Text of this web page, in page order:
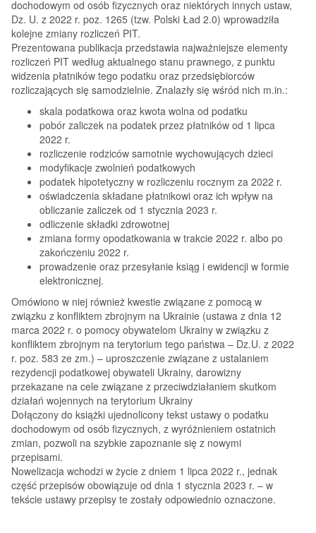
dochodowym od osób fizycznych oraz niektórych innych ustaw,
Dz. U. z 2022 r. poz. 1265 (tzw. Polski Ład 2.0) wprowadziła
kolejne zmiany rozliczeń PIT.
Prezentowana publikacja przedstawia najważniejsze elementy
rozliczeń PIT według aktualnego stanu prawnego, z punktu
widzenia płatników tego podatku oraz przedsiębiorców
rozliczających się samodzielnie. Znalazły się wśród nich m.in.:
skala podatkowa oraz kwota wolna od podatku
pobór zaliczek na podatek przez płatników od 1 lipca
2022 r.
rozliczenie rodziców samotnie wychowujących dzieci
modyfikacje zwolnień podatkowych
podatek hipotetyczny w rozliczeniu rocznym za 2022 r.
oświadczenia składane płatnikowi oraz ich wpływ na
obliczanie zaliczek od 1 stycznia 2023 r.
odliczenie składki zdrowotnej
zmiana formy opodatkowania w trakcie 2022 r. albo po
zakończeniu 2022 r.
prowadzenie oraz przesyłanie ksiąg i ewidencji w formie
elektronicznej.
Omówiono w niej również kwestie związane z pomocą w
związku z konfliktem zbrojnym na Ukrainie (ustawa z dnia 12
marca 2022 r. o pomocy obywatelom Ukrainy w związku z
konfliktem zbrojnym na terytorium tego państwa – Dz.U. z 2022
r. poz. 583 ze zm.) – uproszczenie związane z ustalaniem
rezydencji podatkowej obywateli Ukrainy, darowizny
przekazane na cele związane z przeciwdziałaniem skutkom
działań wojennych na terytorium Ukrainy
Dołączony do książki ujednolicony tekst ustawy o podatku
dochodowym od osób fizycznych, z wyróżnieniem ostatnich
zmian, pozwoli na szybkie zapoznanie się z nowymi
przepisami.
Nowelizacja wchodzi w życie z dniem 1 lipca 2022 r., jednak
część przepisów obowiązuje od dnia 1 stycznia 2023 r. – w
tekście ustawy przepisy te zostały odpowiednio oznaczone.